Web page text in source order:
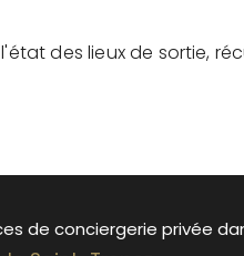
des lieux de sortie,
de conciergerie privée